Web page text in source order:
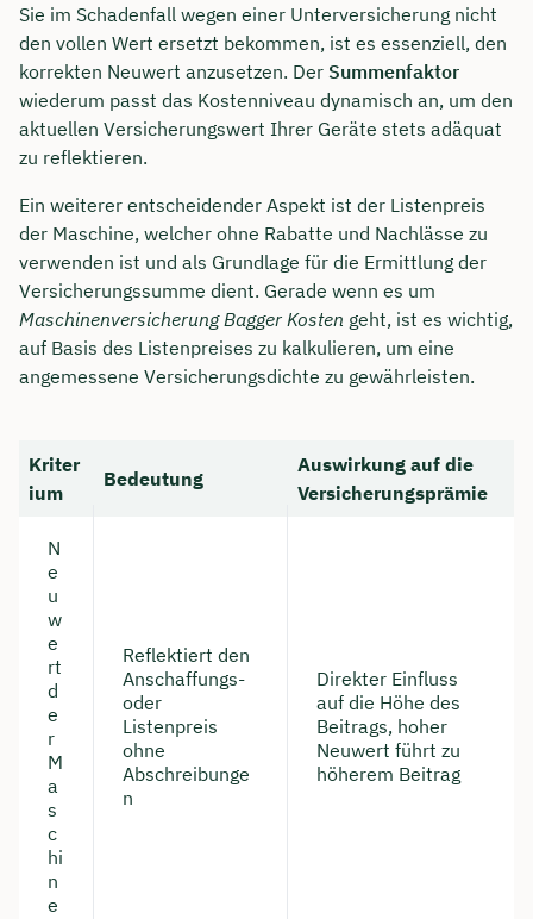
Sie im Schadenfall wegen einer Unterversicherung nicht
den vollen Wert ersetzt bekommen, ist es essenziell, den
korrekten Neuwert anzusetzen. Der Summenfaktor
wiederum passt das Kostenniveau dynamisch an, um den
aktuellen Versicherungswert Ihrer Geräte stets adäquat
zu reflektieren.
Ein weiterer entscheidender Aspekt ist der Listenpreis
der Maschine, welcher ohne Rabatte und Nachlässe zu
verwenden ist und als Grundlage für die Ermittlung der
Versicherungssumme dient. Gerade wenn es um
Maschinenversicherung Bagger Kosten geht, ist es wichtig,
auf Basis des Listenpreises zu kalkulieren, um eine
angemessene Versicherungsdichte zu gewährleisten.
Kriter
ium
Bedeutung
Auswirkung auf die
Versicherungsprämie
N
e
u
w
e
rt
d
e
r
M
a
s
c
hi
n
e
Reflektiert den
Anschaffungs-
oder
Listenpreis
ohne
Abschreibunge
n
Direkter Einfluss
auf die Höhe des
Beitrags, hoher
Neuwert führt zu
höherem Beitrag